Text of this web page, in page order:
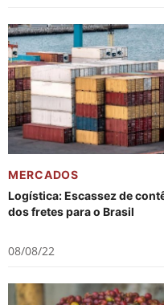
MERCADOS
Logística: Escassez de
dos fretes para o Brasil
08/08/22